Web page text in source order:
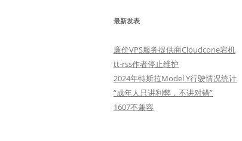
最新发表
廉价VPS服务提供商Cloudcone宕机
tt-rss作者停止维护
2024年特斯拉Model Y行驶情况统计
“成年人只讲利弊，不讲对错”
1607不兼容